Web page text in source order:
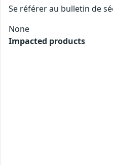
Se référer au bulletin de
None
Impacted products